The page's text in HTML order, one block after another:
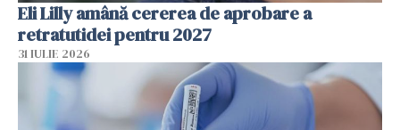
Eli Lilly amână cererea de aprobare a
retratutidei pentru 2027
31 IULIE 2026